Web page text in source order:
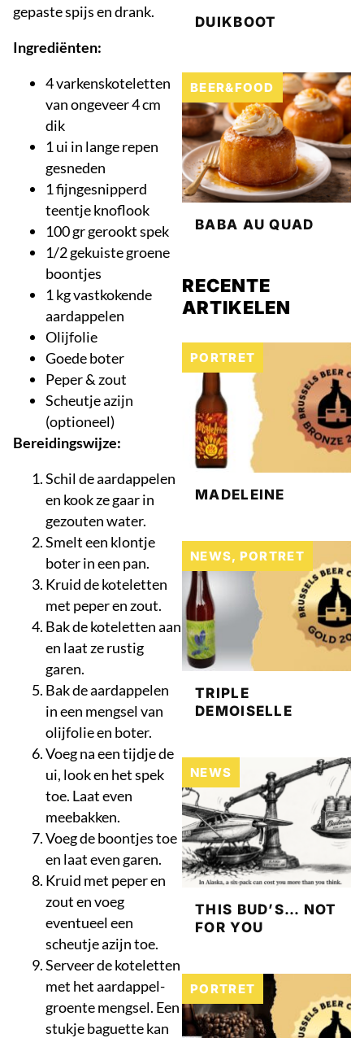
gepaste spijs en drank.
Ingrediënten:
4 varkenskoteletten
van ongeveer 4 cm
dik
1 ui in lange repen
gesneden
1 fijngesnipperd
teentje knoflook
100 gr gerookt spek
1/2 gekuiste groene
boontjes
1 kg vastkokende
aardappelen
Olijfolie
Goede boter
Peper & zout
Scheutje azijn
(optioneel)
Bereidingswijze:
Schil de aardappelen
en kook ze gaar in
gezouten water.
Smelt een klontje
boter in een pan.
Kruid de koteletten
met peper en zout.
Bak de koteletten aan
en laat ze rustig
garen.
Bak de aardappelen
in een mengsel van
olijfolie en boter.
Voeg na een tijdje de
ui, look en het spek
toe. Laat even
meebakken.
Voeg de boontjes toe
en laat even garen.
Kruid met peper en
zout en voeg
eventueel een
scheutje azijn toe.
Serveer de koteletten
met het aardappel-
groente mengsel. Een
stukje baguette kan
DUIKBOOT
BEER&FOOD
BABA AU QUAD
RECENTE
ARTIKELEN
PORTRET
MADELEINE
NEWS, PORTRET
TRIPLE
DEMOISELLE
NEWS
THIS BUD’S… NOT
FOR YOU
PORTRET